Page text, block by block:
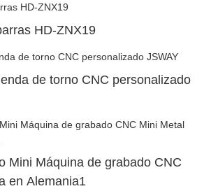
HD-ZNX19
de torno CNC personalizado
Mini Máquina de grabado CNC
en Alemania1